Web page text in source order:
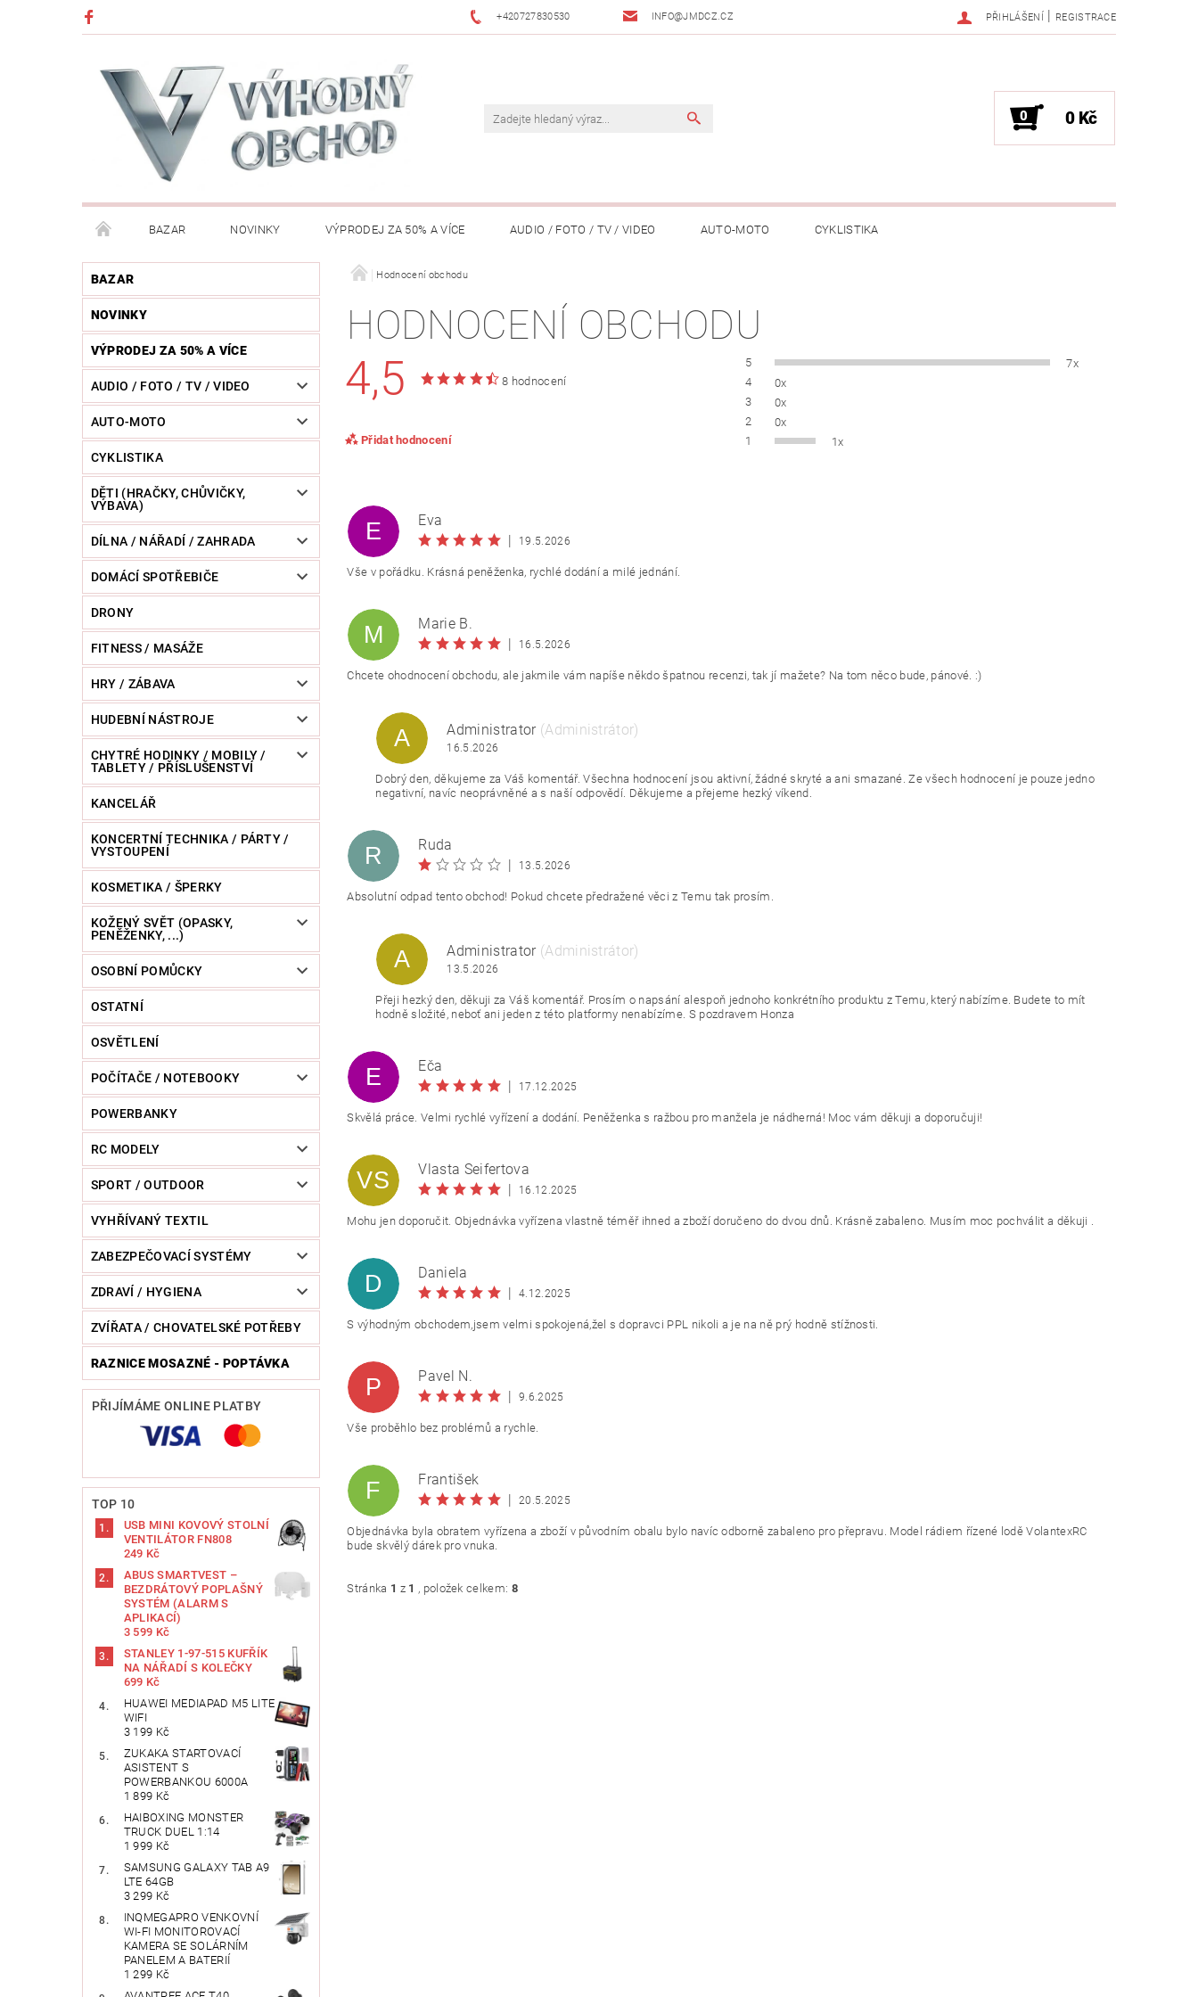
+420727830530 INFO@JMDCZ.CZ PŘIHLÁŠENÍ | REGISTRACE
0 0 Kč
BAZAR NOVINKY VÝPRODEJ ZA 50% A VÍCE AUDIO / FOTO / TV / VIDEO AUTO-MOTO CYKLISTIKA
DĚTI (HRAČKY, CHŮVIČKY, VÝBAVA) DÍLNA / NÁŘADÍ / ZAHRADA
HUDEBNÍ NÁSTROJE CHYTRÉ HODINKY / MOBILY / TABLETY / PŘÍSLUŠENSTVÍ KANCELÁŘ KONCERTNÍ TECHNIKA / PÁRTY / VYSTOUPENÍ
KOSMETIKA / ŠPERKY KOŽENÝ SVĚT (OPASKY, PENĚŽENKY, ...) OSVĚTLENÍ POČÍTAČE / NOTEBOOKY
POWERBANKY ZABEZPEČOVACÍ SYSTÉMY
ZVÍŘATA / CHOVATELSKÉ POTŘEBY
BAZAR
NOVINKY
VÝPRODEJ ZA 50% A VÍCE
AUDIO / FOTO / TV / VIDEO
AUTO-MOTO
CYKLISTIKA
DĚTI (HRAČKY, CHŮVIČKY,
VÝBAVA)
DÍLNA / NÁŘADÍ / ZAHRADA
DOMÁCÍ SPOTŘEBIČE
DRONY
FITNESS / MASÁŽE
HRY / ZÁBAVA
HUDEBNÍ NÁSTROJE
CHYTRÉ HODINKY / MOBILY /
TABLETY / PŘÍSLUŠENSTVÍ
KANCELÁŘ
KONCERTNÍ TECHNIKA / PÁRTY /
VYSTOUPENÍ
KOSMETIKA / ŠPERKY
KOŽENÝ SVĚT (OPASKY,
PENĚŽENKY, ...)
OSOBNÍ POMŮCKY
OSTATNÍ
OSVĚTLENÍ
POČÍTAČE / NOTEBOOKY
POWERBANKY
RC MODELY
SPORT / OUTDOOR
VYHŘÍVANÝ TEXTIL
ZABEZPEČOVACÍ SYSTÉMY
ZDRAVÍ / HYGIENA
ZVÍŘATA / CHOVATELSKÉ POTŘEBY
RAZNICE MOSAZNÉ - POPTÁVKA
PŘIJÍMÁME ONLINE PLATBY
TOP 10
USB MINI KOVOVÝ STOLNÍ
VENTILÁTOR FN808
249 Kč
ABUS SMARTVEST –
BEZDRÁTOVÝ POPLAŠNÝ
SYSTÉM (ALARM S
APLIKACÍ)
3 599 Kč
STANLEY 1-97-515 KUFŘÍK
NA NÁŘADÍ S KOLEČKY
699 Kč
HUAWEI MEDIAPAD M5 LITE
WIFI
3 199 Kč
ZUKAKA STARTOVACÍ
ASISTENT S
POWERBANKOU 6000A
1 899 Kč
HAIBOXING MONSTER
TRUCK DUEL 1:14
1 999 Kč
SAMSUNG GALAXY TAB A9
LTE 64GB
3 299 Kč
INQMEGAPRO VENKOVNÍ
WI-FI MONITOROVACÍ
KAMERA SE SOLÁRNÍM
PANELEM A BATERIÍ
1 299 Kč
Hodnocení obchodu
HODNOCENÍ OBCHODU
4,5 8 hodnocení
Přidat hodnocení
5
7x
4
0x
3
0x
2
0x
1
1x
Vložením hodnocení souhlasíte s podmínkami ochrany osobních údajů
Opište text z obrázku
E
Eva
19.5.2026
Vše v pořádku. Krásná peněženka, rychlé dodání a milé jednání.
M
Marie B.
16.5.2026
Chcete ohodnocení obchodu, ale jakmile vám napíše někdo špatnou recenzi, tak jí mažete? Na tom něco bude, pánové. :)
A Administrator (Administrátor)
16.5.2026
Dobrý den, děkujeme za Váš komentář. Všechna hodnocení jsou aktivní, žádné skryté a ani smazané. Ze všech hodnocení je pouze jedno
negativní, navíc neoprávněné a s naší odpovědí. Děkujeme a přejeme hezký víkend.
R
Ruda
13.5.2026
Absolutní odpad tento obchod! Pokud chcete předražené věci z Temu tak prosím.
A Administrator (Administrátor)
13.5.2026
Přeji hezký den, děkuji za Váš komentář. Prosím o napsání alespoň jednoho konkrétního produktu z Temu, který nabízíme. Budete to mít
hodně složité, neboť ani jeden z této platformy nenabízíme. S pozdravem Honza
E
Eča
17.12.2025
Skvělá práce. Velmi rychlé vyřízení a dodání. Peněženka s ražbou pro manžela je nádherná! Moc vám děkuji a doporučuji!
VS
Vlasta Seifertova
16.12.2025
Mohu jen doporučit. Objednávka vyřízena vlastně téměř ihned a zboží doručeno do dvou dnů. Krásně zabaleno. Musím moc pochválit a děkuji .
D
Daniela
4.12.2025
S výhodným obchodem,jsem velmi spokojená,žel s dopravci PPL nikoli a je na ně prý hodně stížnosti.
P
Pavel N.
9.6.2025
Vše proběhlo bez problémů a rychle.
F
František
20.5.2025
Objednávka byla obratem vyřízena a zboží v původním obalu bylo navíc odborně zabaleno pro přepravu. Model rádiem řízené lodě VolantexRC
bude skvělý dárek pro vnuka.
Stránka 1 z 1 , položek celkem: 8